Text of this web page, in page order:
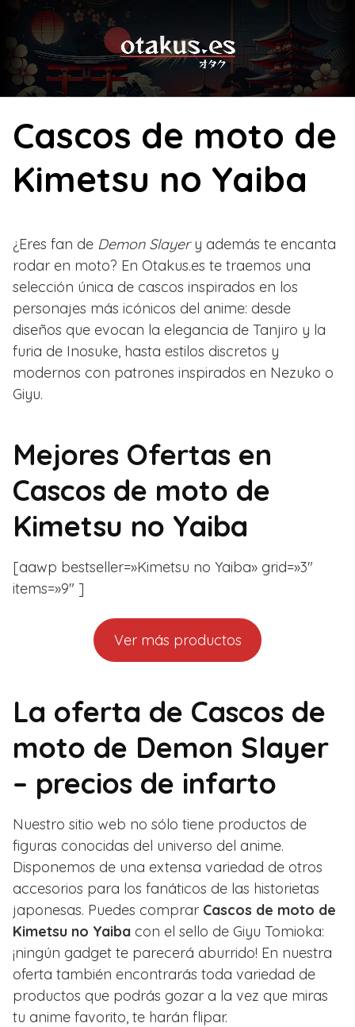
content
Cascos de moto de
Kimetsu no Yaiba
¿Eres fan de Demon Slayery además te encanta
rodar en moto? En Otakus.es te traemos una
selección única de cascos inspirados en los
personajes más icónicos del anime: desde
diseños que evocan la elegancia de Tanjiro y la
furia de Inosuke, hasta estilos discretos y
modernos con patrones inspirados en Nezuko o
Giyu.
Mejores Ofertas en
Cascos de moto de
Kimetsu no Yaiba
[aawp bestseller=»Kimetsu no Yaiba» grid=»3″
items=»9″ ]
Ver más productos
La oferta de Cascos de
moto de Demon Slayer
– precios de infarto
Nuestro sitio web no sólo tiene productos de
figuras conocidas del universo del anime.
Disponemos de una extensa variedad de otros
accesorios para los fanáticos de las historietas
japonesas. Puedes comprar Cascos de moto de
Kimetsu no Yaiba con el sello de Giyu Tomioka:
¡ningún gadget te parecerá aburrido! En nuestra
oferta también encontrarás toda variedad de
productos que podrás gozar a la vez que miras
tu anime favorito, te harán flipar.